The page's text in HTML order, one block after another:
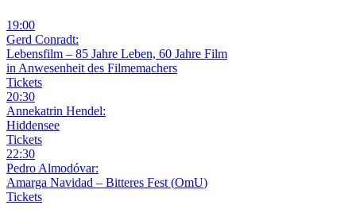
19:00
Gerd Conradt:
Lebensfilm – 85 Jahre Leben, 60 Jahre Film
in Anwesenheit des Filmemachers
Tickets
20:30
Annekatrin Hendel:
Hiddensee
Tickets
22:30
Pedro Almodóvar:
Amarga Navidad – Bitteres Fest (OmU)
Tickets